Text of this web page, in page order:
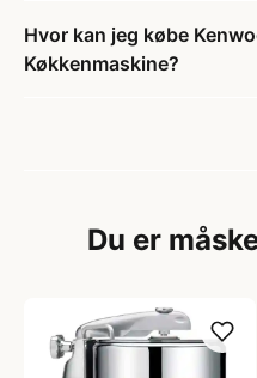
Hvor kan jeg købe
Køkkenmaskine?
Du er